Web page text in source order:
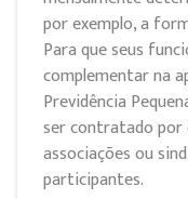
por exemplo, a
Para que seus
complementar na
Previdência
ser contratado por
associações ou
participantes.